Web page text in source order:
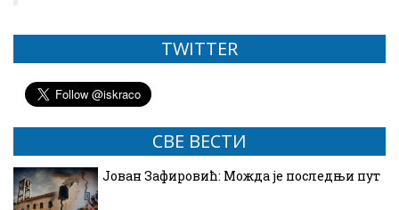
TWITTER
СВЕ ВЕСТИ
Јован Зафировић: Можда је последњи пут